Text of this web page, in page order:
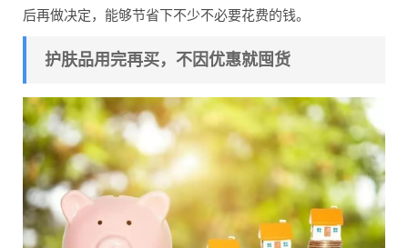
后再做决定，能够节省下不少不必要花费的钱。
护肤品用完再买，不因优惠就囤货